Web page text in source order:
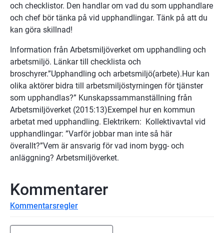
och checklistor. Den handlar om vad du som upphandlare
och chef bör tänka på vid upphandlingar. Tänk på att du
kan göra skillnad!
Information från Arbetsmiljöverket om upphandling och
arbetsmiljö. Länkar till checklista och
broschyrer.”Upphandling och arbetsmiljö(arbete).Hur kan
olika aktörer bidra till arbetsmiljöstyrningen för tjänster
som upphandlas?” Kunskapssammanställning från
Arbetsmiljöverket (2015:13)Exempel hur en kommun
arbetat med upphandling. Elektrikern:  Kollektiv­avtal vid
upp­hand­ling­ar: ”Varför jobbar man inte så här
överallt?”Vem är ansvarig för vad inom bygg- och
anläggning? Arbetsmiljöverket.
Kommentarsregler
Kommentarer